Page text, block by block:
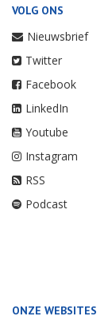
VOLG ONS
Nieuwsbrief
Twitter
Facebook
LinkedIn
Youtube
Instagram
RSS
Podcast
ONZE WEBSITES